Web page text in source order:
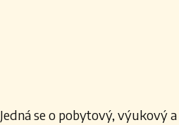
Jedná se o pobytový, výukový